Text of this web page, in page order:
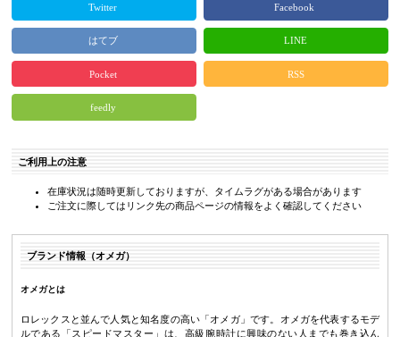
Twitter Facebook
はてブ LINE
Pocket RSS
feedly
ご利用上の注意
在庫状況は随時更新しておりますが、タイムラグがある場合があります
ご注文に際してはリンク先の商品ページの情報をよく確認してください
ブランド情報（オメガ）
オメガとは
ロレックスと並んで人気と知名度の高い「オメガ」です。オメガを代表するモデ
ルである「スピードマスター」は、高級腕時計に興味のない人までも巻き込ん